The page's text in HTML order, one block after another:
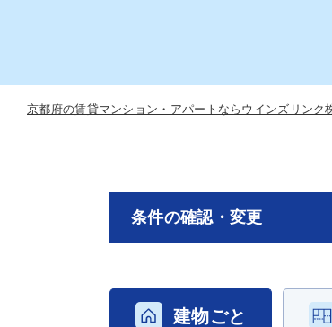
京都府の賃貸マンション・アパートならウインズリンク
条件の確認・変更
建物ごと